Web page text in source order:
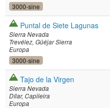
3000-sine
Puntal de Siete Lagunas
Sierra Nevada
Trevélez Güéjar Sierra
Europa
3000-sine
Tajo de la Virgen
Sierra Nevada
Dílar Capileira
Europa